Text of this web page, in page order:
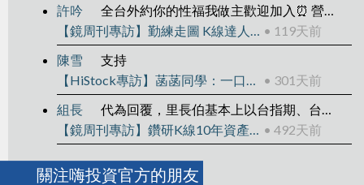
許吟
全台外約你的性福我做主歡迎加入⏰ 營業時間：下午1:00 ～ 凌晨04:00🚗 外送區域：雙北、新竹、台中、彰化、高雄、台南💰 消費方式：到府 / 酒店，一律現金 ✨ 主營類型：清純大學生
【鏡周刊專訪】勤練走圖 K線達人靠2套戰法賺千萬 • 119天前
陳雪
支持
【HiStock專訪】菡菡同學：一口一口當沖，還清400萬負債翻轉人生
• 301天前
組長
代為回覆，里長伯基本上以台指期、台指權為主
【鏡周刊專訪】鑽研K線10年資產翻15倍 • 492天前
關注嗨投資官方的朋友